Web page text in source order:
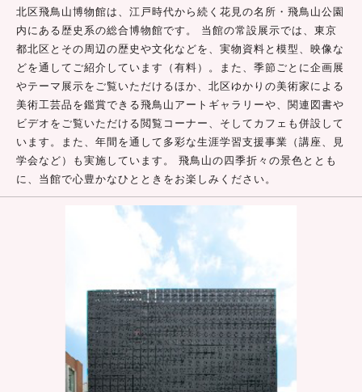
北区飛鳥山博物館は、江戸時代から続く花見の名所・飛鳥山公園
内にある歴史系の総合博物館です。 当館の常設展示では、東京
都北区とその周辺の歴史や文化などを、実物資料と模型、映像な
どを通してご紹介しています（有料）。また、季節ごとに企画展
やテーマ展示をご覧いただけるほか、北区ゆかりの美術家による
美術工芸品を鑑賞できる飛鳥山アートギャラリーや、関連図書や
ビデオをご覧いただける閲覧コーナー、そしてカフェも併設して
います。また、年間を通して多彩な生涯学習支援事業（講座、見
学会など）も実施しています。 飛鳥山の四季折々の景色ととも
に、当館で心豊かなひとときをお楽しみください。